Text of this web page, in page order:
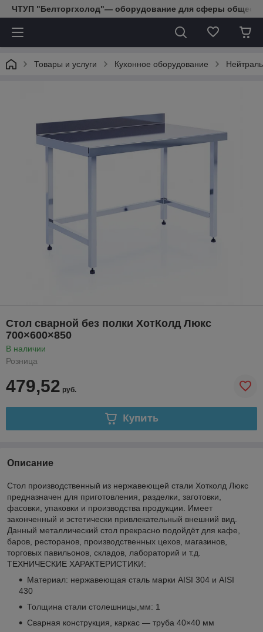
ЧТУП "Белторгхолод"— оборудование для сферы
Товары и услуги Кухонное оборудование
Стол сварной без полки ХотКолд Люкс
700×600×850
В наличии
Розница
479,52 руб.
Купить
Описание
Стол производственный из нержавеющей стали Хотколд Люкс
предназначен для приготовления, разделки, заготовки,
фасовки, упаковки и производства продукции. Имеет
законченный и эстетически привлекательный внешний вид.
Данный металлический стол прекрасно подойдёт для кафе,
баров, ресторанов, производственных цехов, магазинов,
торговых павильонов, складов, лабораторий и т.д.
ТЕХНИЧЕСКИЕ ХАРАКТЕРИСТИКИ:
Материал: нержавеющая сталь марки AISI 304 и AISI
430
Толщина стали столешницы,мм: 1
Сварная конструкция, каркас — труба 40×40 мм